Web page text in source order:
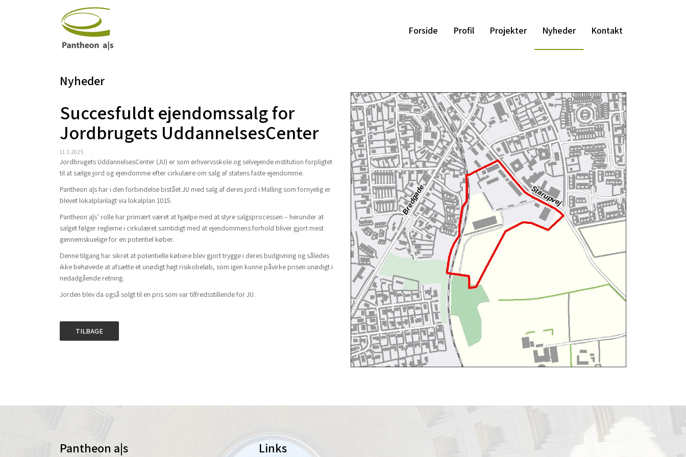
Forside Profil Projekter Nyheder Kontakt
Nyheder
Succesfuldt ejendomssalg for
Jordbrugets UddannelsesCenter
11.3.2025
Jordbrugets UddannelsesCenter (JU) er som erhvervsskole og selvejende institution forpligtet
til at sælge jord og ejendomme efter cirkulære om salg af statens faste ejendomme.
Pantheon a|s har i den forbindelse bistået JU med salg af deres jord i Malling som fornyelig er
blevet lokalplanlagt via lokalplan 1015.
Pantheon a|s’ rolle har primært været at hjælpe med at styre salgsprocessen – herunder at
salget følger reglerne i cirkulæret samtidigt med at ejendommens forhold bliver gjort mest
gennemskuelige for en potentiel køber.
Denne tilgang har sikret at potentielle købere blev gjort trygge i deres budgivning og således
ikke behøvede at afsætte et unødigt højt risikobeløb, som igen kunne påvirke prisen unødigt i
nedadgående retning.
Jorden blev da også solgt til en pris som var tilfredsstillende for JU.
TILBAGE
Pantheon a|s Links